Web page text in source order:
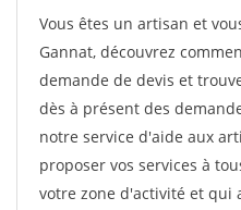
Vous êtes un artisan et
Gannat, découvrez
demande de devis et
dès à présent des
notre service d'aide aux
proposer vos services à
votre zone d'activité et